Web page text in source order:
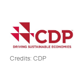
Credits: CDP